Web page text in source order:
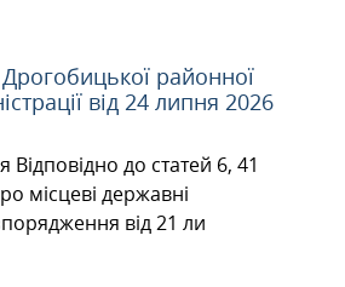
районної
від 24 липня 2026
до статей 6, 41
місцеві державні
від 21 ли